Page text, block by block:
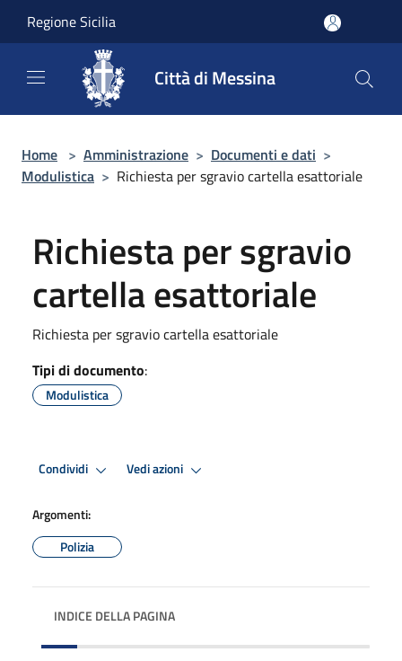
Regione Sicilia
Città di Messina
Home > Amministrazione > Documenti e dati >
Modulistica > Richiesta per sgravio cartella esattoriale
Richiesta per sgravio
cartella esattoriale
Richiesta per sgravio cartella esattoriale
Tipi di documento:
Modulistica
Condividi Vedi azioni
Argomenti:
Polizia
INDICE DELLA PAGINA